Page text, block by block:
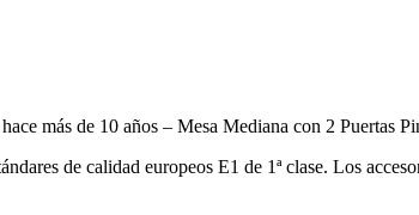
más de 10 años – Mesa Mediana con 2 Puertas
de calidad europeos E1 de 1ª clase. Los